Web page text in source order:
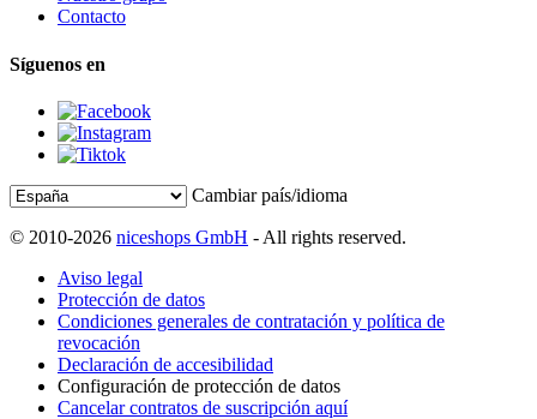
Contacto
Síguenos en
Cambiar país/idioma
© 2010-2026 niceshops GmbH - All rights reserved.
Aviso legal
Protección de datos
Condiciones generales de contratación y política de
revocación
Declaración de accesibilidad
Configuración de protección de datos
Cancelar contratos de suscripción aquí